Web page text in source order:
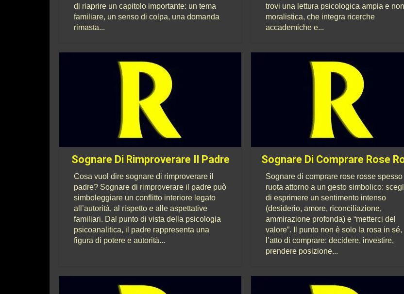
di riaprire un capitolo importante: un tema
familiare, un senso di colpa, una domanda
rimasta...
trovi una lettura psicologica ampia e non
moralistica, che integra ricerche
accademiche e...
Sognare Di Rimproverare Il Padre
Cosa vuol dire sognare di rimproverare il
padre? Sognare di rimproverare il padre può
simboleggiare un conflitto interiore legato
all’autorità, al rispetto e alle aspettative
familiari. Dal punto di vista della psicologia
psicoanalitica, il padre rappresenta una
figura di potere e autorità...
Sognare Di Comprare Rose
Sognare di comprare rose rosse spesso
ruota attorno a un gesto simbolico:
di esprimere un sentimento intenso
(desiderio, amore, riconciliazione,
ammirazione profonda) e “metterci del
valore”. Il punto non è solo la rosa in sé,
l’atto di comprare: decidere, investire,
prendere posizione...